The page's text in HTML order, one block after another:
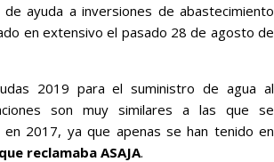
ayuda a inversiones de abastecimiento
en extensivo el pasado 28 de agosto de
2019 para el suministro de agua al
son muy similares a las que se
en 2017, ya que apenas se han tenido en
reclamaba ASAJA.